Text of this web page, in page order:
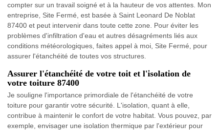
compter sur un travail soigné et à la hauteur de vos attentes. Mon
entreprise, Site Fermé, est basée à Saint Leonard De Noblat
87400 et peut intervenir dans toute cette zone. Pour éviter les
problèmes d'infiltration d'eau et autres désagréments liés aux
conditions météorologiques, faites appel à moi, Site Fermé, pour
assurer l'étanchéité de toutes vos structures.
Assurer l'étanchéité de votre toit et l'isolation de
votre toiture 87400
Je souligne l'importance primordiale de l'étanchéité de votre
toiture pour garantir votre sécurité. L'isolation, quant à elle,
contribue à maintenir le confort de votre habitat. Vous pouvez, par
exemple, envisager une isolation thermique par l'extérieur pour